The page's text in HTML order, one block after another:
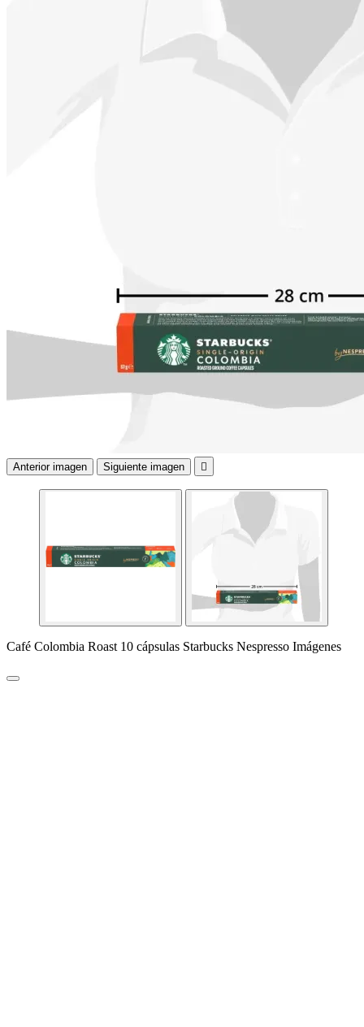
Anterior imagen Siguiente imagen 
Café Colombia Roast 10 cápsulas Starbucks Nespresso Imágenes